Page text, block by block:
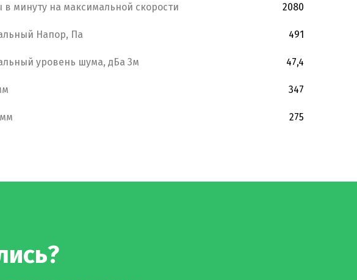
в минуту на максимальной скорости 2080
Напор, Па 491
уровень шума, дБа 3м 47,4
347
275